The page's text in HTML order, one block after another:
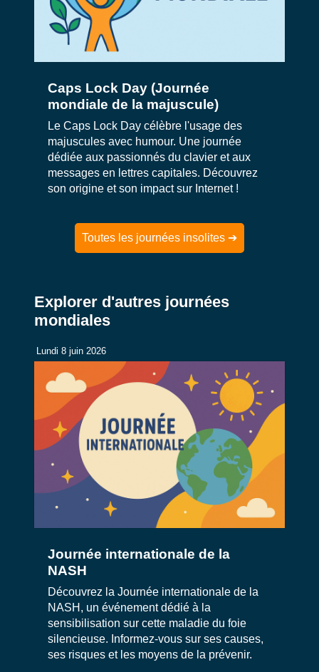
Caps Lock Day (Journée
mondiale de la majuscule)
Le Caps Lock Day célèbre l'usage des
majuscules avec humour. Une journée
dédiée aux passionnés du clavier et aux
messages en lettres capitales. Découvrez
son origine et son impact sur Internet !
Toutes les journées insolites ➔
Explorer d'autres journées
mondiales
Lundi 8 juin 2026
Journée internationale de la
NASH
Découvrez la Journée internationale de la
NASH, un événement dédié à la
sensibilisation sur cette maladie du foie
silencieuse. Informez-vous sur ses causes,
ses risques et les moyens de la prévenir.